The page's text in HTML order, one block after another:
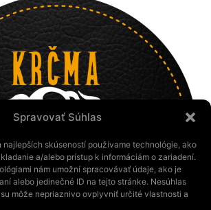
Spravovať Súhlas
skúseností používame technológie, ako
a/alebo prístup k informáciám o zariadení.
nám umožní spracovávať údaje, ako je
alebo jedinečné ID na tejto stránke. Nesúhlas
môže nepriaznivo ovplyvniť určité vlastnosti a